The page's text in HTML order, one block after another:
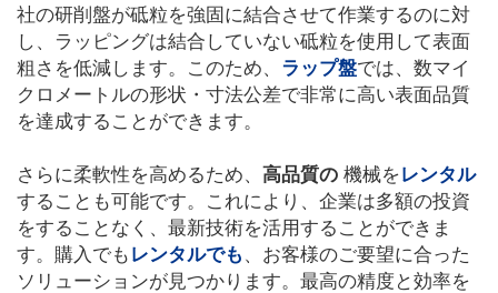
社の研削盤が砥粒を強固に結合させて作業するのに対
し、ラッピングは結合していない砥粒を使用して表面
粗さを低減します。このため、 ラップ盤では、数マイ
クロメートルの形状・寸法公差で非常に高い表面品質
を達成することができます。
さらに柔軟性を高めるため、 高品質の 機械をレンタル
することも可能です。これにより、企業は多額の投資
をすることなく、最新技術を活用することができま
す。購入でも レンタルでも 、お客様のご要望に合った
ソリューションが見つかります。最高の精度と効率を